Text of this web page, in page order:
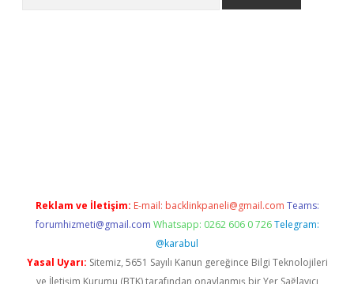
Reklam ve İletişim: E-mail: backlinkpaneli@gmail.com Teams:
forumhizmeti@gmail.com Whatsapp: 0262 606 0 726 Telegram:
@karabul
Yasal Uyarı: Sitemiz, 5651 Sayılı Kanun gereğince Bilgi Teknolojileri
ve İletişim Kurumu (BTK) tarafından onaylanmış bir Yer Sağlayıcı